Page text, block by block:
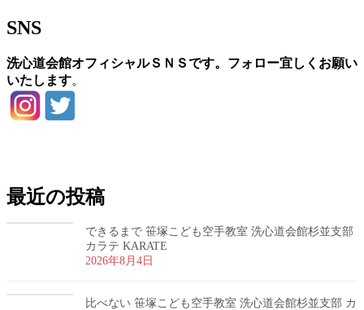
SNS
洗心道会館オフィシャルＳＮＳです。フォロー宜しくお願い
いたします。
最近の投稿
できるまで 笹塚こども空手教室 洗心道会館杉並支部
カラテ KARATE
2026年8月4日
比べない 笹塚こども空手教室 洗心道会館杉並支部 カ